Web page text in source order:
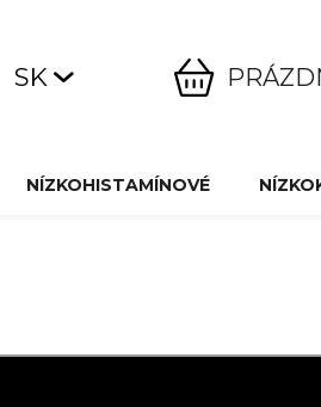
SK
NÁKUPNÝ
NÍZKOHISTAMÍNOVÉ